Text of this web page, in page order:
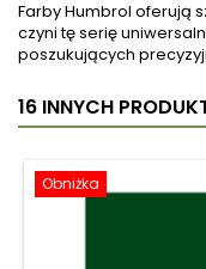
Farby Humbrol oferują
czyni tę serię
poszukujących
16 INNYCH
Obniżka